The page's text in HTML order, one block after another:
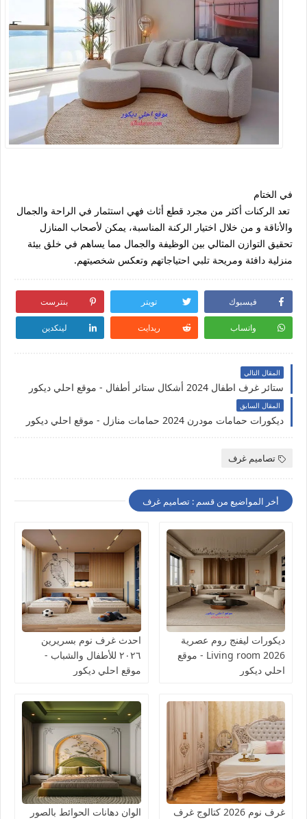
في الختام
تعد الركنات أكثر من مجرد قطع أثاث فهي استثمار في الراحة والجمال
والأناقة و من خلال اختيار الركنة المناسبة، يمكن لأصحاب المنازل
تحقيق التوازن المثالي بين الوظيفة والجمال مما يساهم في خلق بيئة
منزلية دافئة ومريحة تلبي احتياجاتهم وتعكس شخصيتهم.
فيسبوك تويتر بنترست
واتساب ريدايت لينكدين
المقال التالي
ستائر غرف اطفال 2024 أشكال ستائر أطفال - موقع احلي ديكور
المقال السابق
ديكورات حمامات مودرن 2024 حمامات منازل - موقع احلي ديكور
تصاميم غرف
أخر المواضيع من قسم : تصاميم غرف
ديكورات ليفنج روم عصرية
2026 Living room - موقع
احلي ديكور
احدث غرف نوم بسريرين
٢٠٢٦ للأطفال والشباب -
موقع احلي ديكور
غرف نوم 2026 كتالوج غرف
الوان دهانات الحوائط بالصور